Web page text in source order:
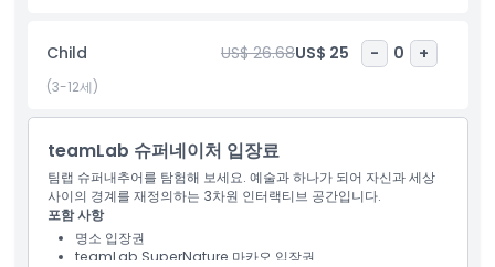
포함 사항
아동 성인 정책
운영 시간
Child US$ 26.68US$ 25 - 0 +
(3-12세)
teamLab 슈퍼네이처 입장료
팀랩 슈퍼내추어를 탐험해 보세요. 예술과 하나가 되어 자신과 세상
사이의 경계를 재정의하는 3차원 인터랙티브 공간입니다.
포함 사항
명소 입장권
teamLab SuperNature 마카오 입장권